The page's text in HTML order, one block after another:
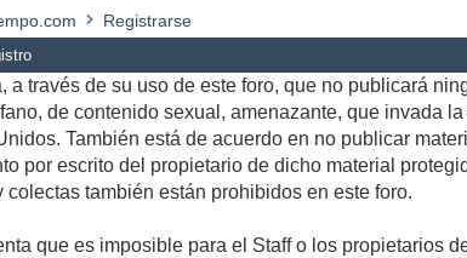
Registrarse
a través de su uso de este foro, que no publicará
de contenido sexual, amenazante, que invada
También está de acuerdo en no publicar
por escrito del propietario de dicho material
colectas también están prohibidos en este foro.
que es imposible para el Staff o los propietarios